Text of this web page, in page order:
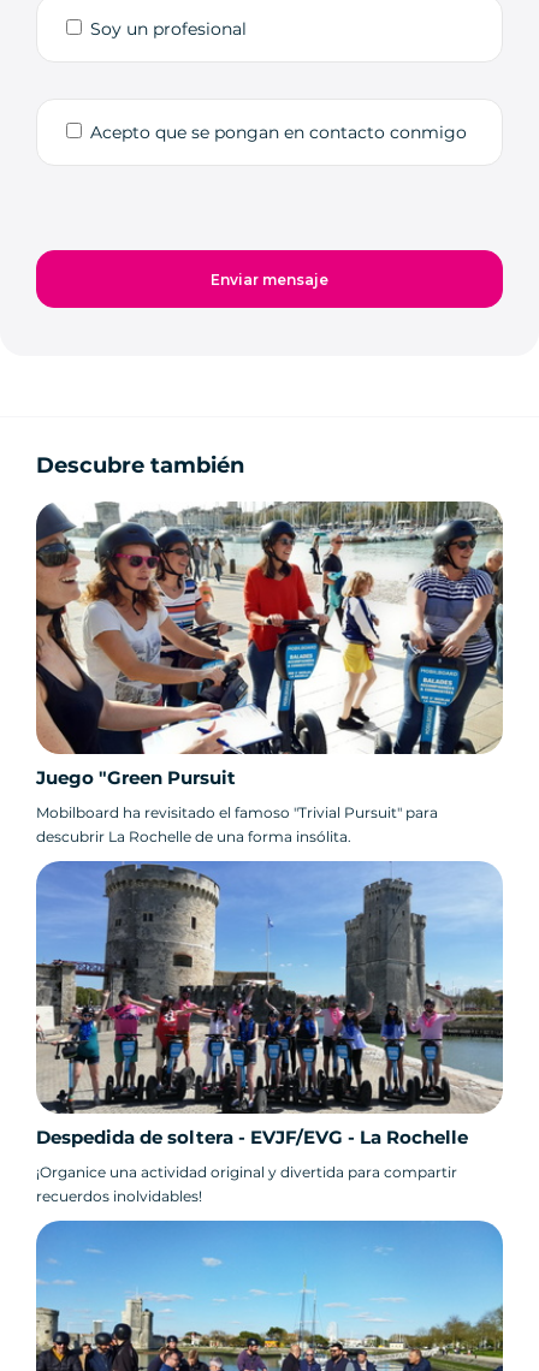
Soy un profesional
Acepto que se pongan en contacto conmigo
Descubre también
Juego "Green Pursuit
Mobilboard ha revisitado el famoso "Trivial Pursuit" para
descubrir La Rochelle de una forma insólita.
Despedida de soltera - EVJF/EVG - La Rochelle
¡Organice una actividad original y divertida para compartir
recuerdos inolvidables!